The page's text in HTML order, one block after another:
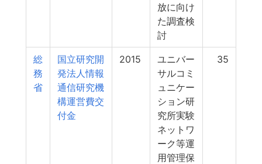
放に向け
た調査検
討
総
務
省
国立研究開
発法人情報
通信研究機
構運営費交
付金
2015
ユニバー
サルコミ
ュニケー
ション研
究所実験
ネットワ
ーク等運
用管理保
35